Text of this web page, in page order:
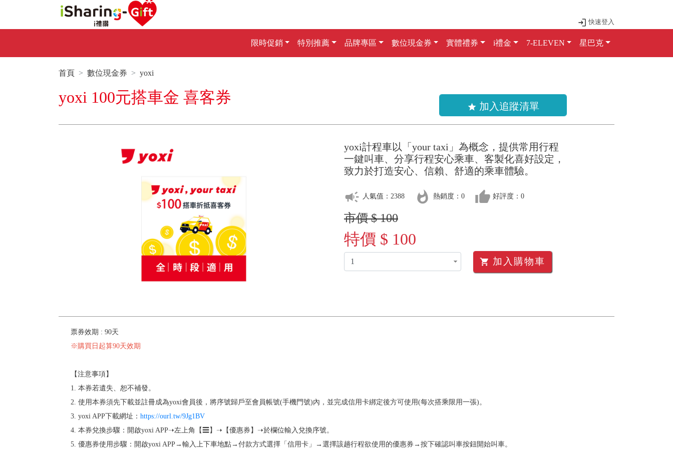
快速登入
限時促銷 特別推薦 品牌專區 數位現金券 實體禮券 i禮金 7-ELEVEN 星巴克
首頁 數位現金券 yoxi
yoxi 100元搭車金 喜客券
star 加入追蹤清單
yoxi計程車以「your taxi」為概念，提供常用行程
一鍵叫車、分享行程安心乘車、客製化喜好設定，
致力於打造安心、信賴、舒適的乘車體驗。
campaign 人氣值：2388 whatshot 熱銷度：0 thumb_up 好評度：0
市價 $ 100
特價 $ 100
shopping_cart 加入購物車
票券效期 : 90天
※購買日起算90天效期
【注意事項】
1. 本券若遺失、恕不補發。
2. 使用本券須先下載並註冊成為yoxi會員後，將序號歸戶至會員帳號(手機門號)內，並完成信用卡綁定後方可使用(每次搭乘限用一張)。
3. yoxi APP下載網址： https://ourl.tw/9Jg1BV
4. 本券兌換步驟：開啟yoxi APP➝左上角【☰】➝【優惠券】➝於欄位輸入兌換序號。
5. 優惠券使用步驟：開啟yoxi APP→輸入上下車地點→付款方式選擇「信用卡」→選擇該趟行程欲使用的優惠券→按下確認叫車按鈕開始叫車。